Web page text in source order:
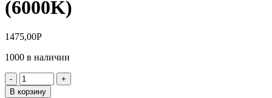
(6000K)
1475,00Р
1000 в наличии
Количество
товара
В корзину